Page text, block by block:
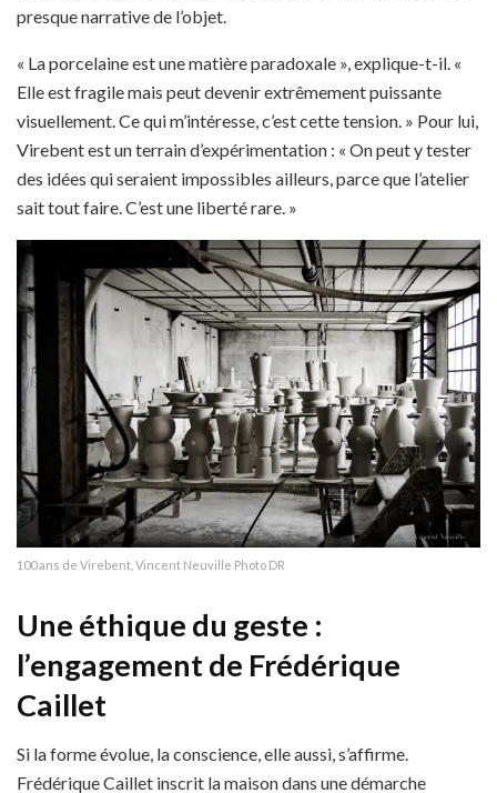
presque narrative de l’objet.
« La porcelaine est une matière paradoxale », explique-t-il. «
Elle est fragile mais peut devenir extrêmement puissante
visuellement. Ce qui m’intéresse, c’est cette tension. » Pour lui,
Virebent est un terrain d’expérimentation : « On peut y tester
des idées qui seraient impossibles ailleurs, parce que l’atelier
sait tout faire. C’est une liberté rare. »
100 ans de Virebent, Vincent Neuville Photo DR
Une éthique du geste :
l’engagement de Frédérique
Caillet
Si la forme évolue, la conscience, elle aussi, s’affirme.
Frédérique Caillet inscrit la maison dans une démarche